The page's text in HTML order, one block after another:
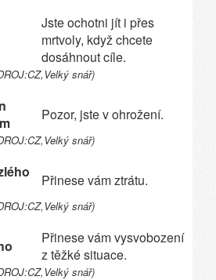
Jste ochotni jít i přes
mrtvoly, když chcete
dosáhnout cíle.
snář)
Pozor, jste v ohrožení.
snář)
Přinese vám ztrátu.
snář)
Přinese vám vysvobození
z těžké situace.
snář)